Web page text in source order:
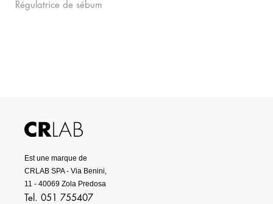
Régulatrice de sébum
Est une marque de
CRLAB SPA - Via Benini,
11 - 40069 Zola Predosa
Tel. 051 755407